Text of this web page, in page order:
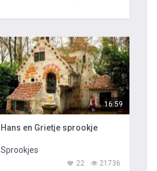
16:59
Hans en Grietje sprookje
Sprookjes
21736
22